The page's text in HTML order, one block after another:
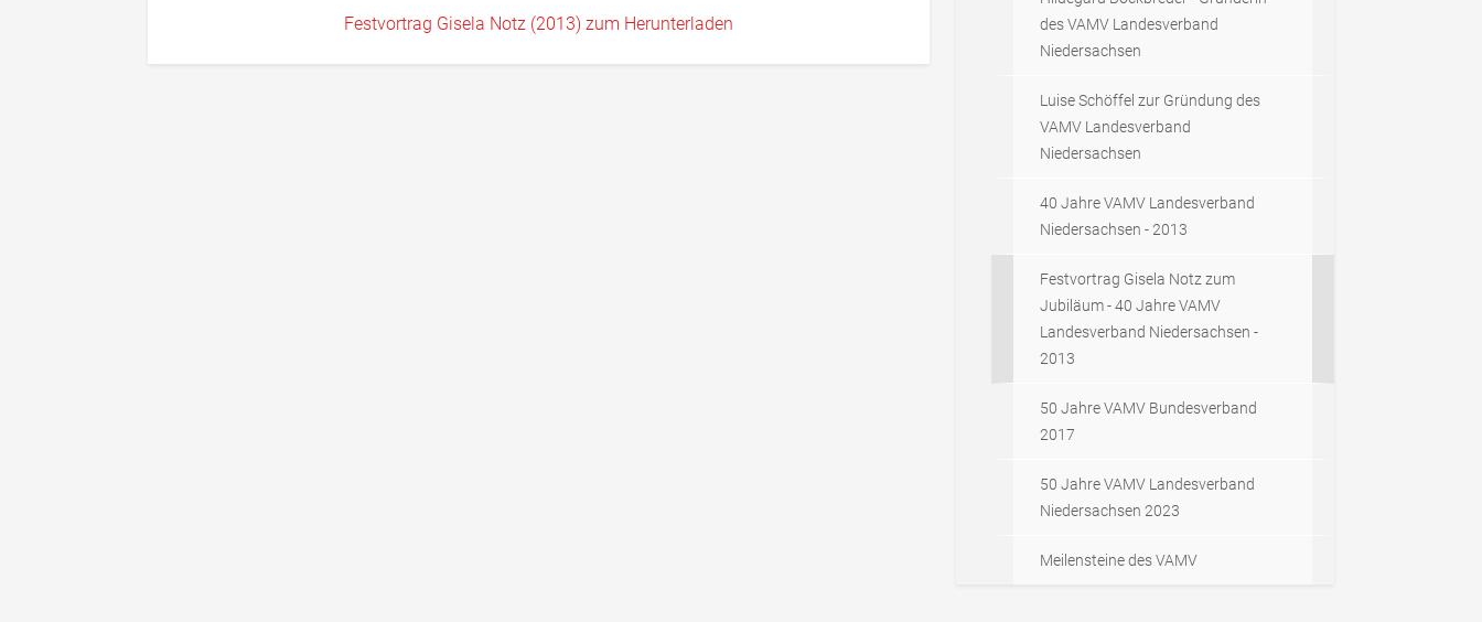
Festvortrag Gisela Notz (2013) zum Herunterladen
des VAMV Landesverband
Niedersachsen
Luise Schöffel zur Gründung des
VAMV Landesverband
Niedersachsen
40 Jahre VAMV Landesverband
Niedersachsen - 2013
Festvortrag Gisela Notz zum
Jubiläum - 40 Jahre VAMV
Landesverband Niedersachsen -
2013
50 Jahre VAMV Bundesverband
2017
50 Jahre VAMV Landesverband
Niedersachsen 2023
Meilensteine des VAMV